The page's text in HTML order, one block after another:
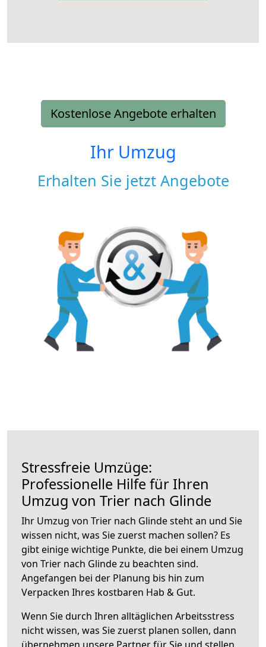
Kostenlose Angebote erhalten
Ihr Umzug
Erhalten Sie jetzt Angebote
Stressfreie Umzüge:
Professionelle Hilfe für Ihren
Umzug von Trier nach Glinde
Ihr Umzug von Trier nach Glinde steht an und Sie
wissen nicht, was Sie zuerst machen sollen? Es
gibt einige wichtige Punkte, die bei einem Umzug
von Trier nach Glinde zu beachten sind.
Angefangen bei der Planung bis hin zum
Verpacken Ihres kostbaren Hab & Gut.
Wenn Sie durch Ihren alltäglichen Arbeitsstress
nicht wissen, was Sie zuerst planen sollen, dann